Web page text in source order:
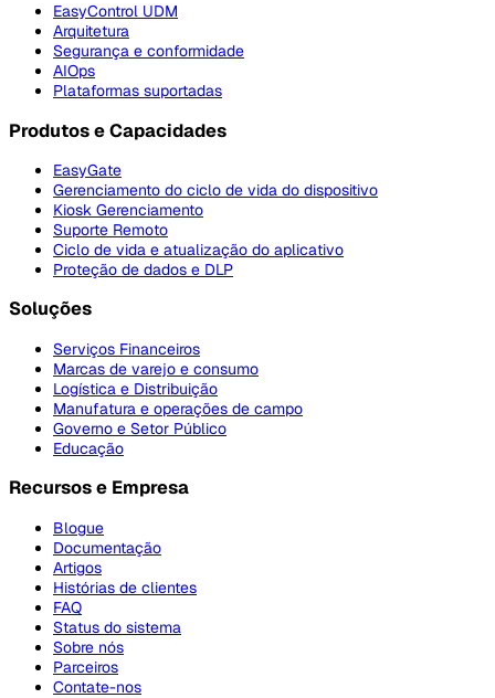
EasyControl UDM
Arquitetura
Segurança e conformidade
AIOps
Plataformas suportadas
Produtos e Capacidades
EasyGate
Gerenciamento do ciclo de vida do dispositivo
Kiosk Gerenciamento
Suporte Remoto
Ciclo de vida e atualização do aplicativo
Proteção de dados e DLP
Soluções
Serviços Financeiros
Marcas de varejo e consumo
Logística e Distribuição
Manufatura e operações de campo
Governo e Setor Público
Educação
Recursos e Empresa
Blogue
Documentação
Artigos
Histórias de clientes
FAQ
Status do sistema
Sobre nós
Parceiros
Contate-nos